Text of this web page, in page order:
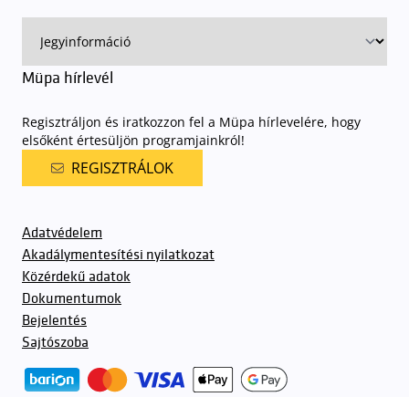
rendjének részletes leírásaelérhető itt.
Müpa hírlevél
Regisztráljon és iratkozzon fel a Müpa hírlevelére, hogy
elsőként értesüljön programjainkról!
REGISZTRÁLOK
Adatvédelem
Akadálymentesítési nyilatkozat
Közérdekű adatok
Dokumentumok
Bejelentés
Sajtószoba